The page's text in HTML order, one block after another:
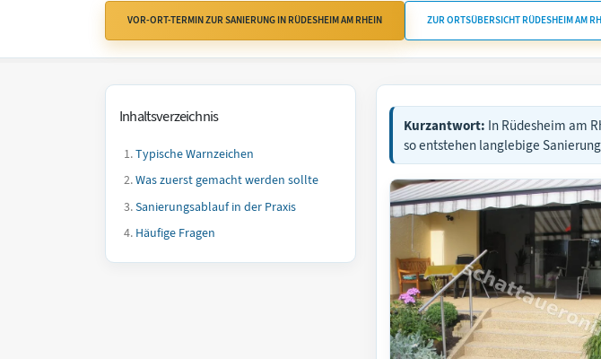
VOR-ORT-TERMIN ZUR SANIERUNG IN RÜDESHEIM AM RHEIN ZUR ORTSÜBERSICHT RÜDESHEIM AM
Inhaltsverzeichnis
Typische Warnzeichen
Was zuerst gemacht werden sollte
Sanierungsablauf in der Praxis
Häufige Fragen
Kurzantwort: In Rüdesheim am
so entstehen langlebige